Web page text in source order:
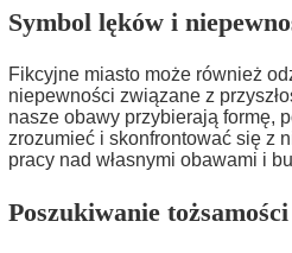
Symbol lęków i
Fikcyjne miasto może również
niepewności związane z
nasze obawy przybierają formę,
zrozumieć i skonfrontować się z
pracy nad własnymi obawami i
Poszukiwanie tożsamości